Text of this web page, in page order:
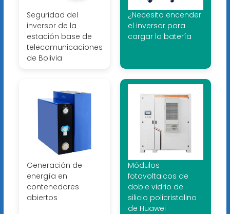
Seguridad del
inversor de la
estación base de
telecomunicaciones
de Bolivia
¿Necesito encender
el inversor para
cargar la batería
Generación de
energía en
contenedores
abiertos
Módulos
fotovoltaicos de
doble vidrio de
silicio policristalino
de Huawei